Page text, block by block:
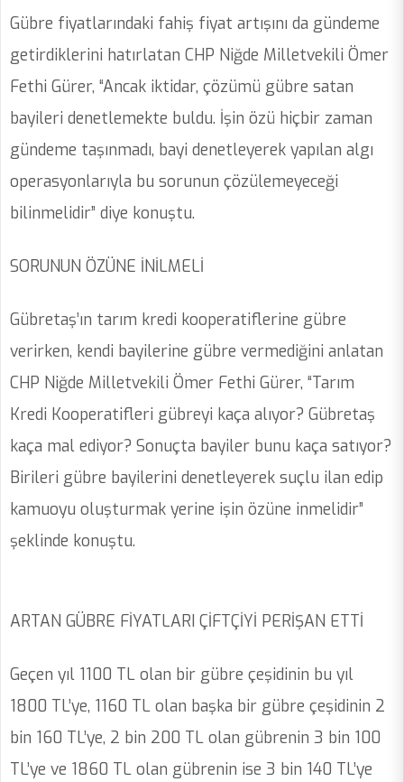
Gübre fiyatlarındaki fahiş fiyat artışını da gündeme
getirdiklerini hatırlatan CHP Niğde Milletvekili Ömer
Fethi Gürer, “Ancak iktidar, çözümü gübre satan
bayileri denetlemekte buldu. İşin özü hiçbir zaman
gündeme taşınmadı, bayi denetleyerek yapılan algı
operasyonlarıyla bu sorunun çözülemeyeceği
bilinmelidir” diye konuştu.
SORUNUN ÖZÜNE İNİLMELİ
Gübretaş’ın tarım kredi kooperatiflerine gübre
verirken, kendi bayilerine gübre vermediğini anlatan
CHP Niğde Milletvekili Ömer Fethi Gürer, “Tarım
Kredi Kooperatifleri gübreyi kaça alıyor? Gübretaş
kaça mal ediyor? Sonuçta bayiler bunu kaça satıyor?
Birileri gübre bayilerini denetleyerek suçlu ilan edip
kamuoyu oluşturmak yerine işin özüne inmelidir”
şeklinde konuştu.
ARTAN GÜBRE FİYATLARI ÇİFTÇİYİ PERİŞAN ETTİ
Geçen yıl 1100 TL olan bir gübre çeşidinin bu yıl
1800 TL’ye, 1160 TL olan başka bir gübre çeşidinin 2
bin 160 TL’ye, 2 bin 200 TL olan gübrenin 3 bin 100
TL’ye ve 1860 TL olan gübrenin ise 3 bin 140 TL’ye